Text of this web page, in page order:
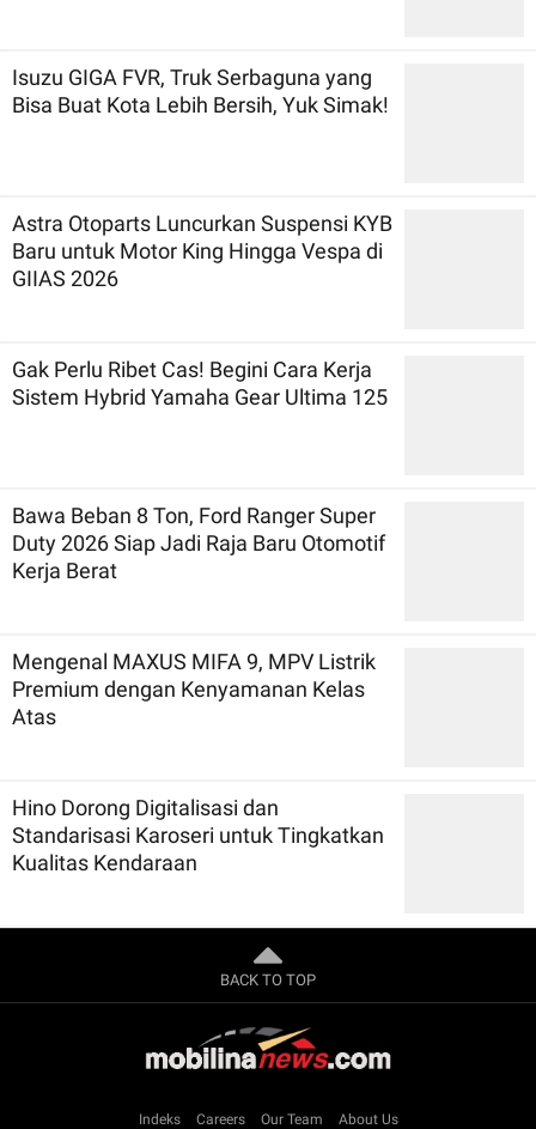
Isuzu GIGA FVR, Truk Serbaguna yang
Bisa Buat Kota Lebih Bersih, Yuk Simak!
Astra Otoparts Luncurkan Suspensi KYB
Baru untuk Motor King Hingga Vespa di
GIIAS 2026
Gak Perlu Ribet Cas! Begini Cara Kerja
Sistem Hybrid Yamaha Gear Ultima 125
Bawa Beban 8 Ton, Ford Ranger Super
Duty 2026 Siap Jadi Raja Baru Otomotif
Kerja Berat
Mengenal MAXUS MIFA 9, MPV Listrik
Premium dengan Kenyamanan Kelas
Atas
Hino Dorong Digitalisasi dan
Standarisasi Karoseri untuk Tingkatkan
Kualitas Kendaraan
BACK TO TOP
Indeks Careers Our Team About Us